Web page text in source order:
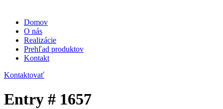
Domov
O nás
Realizácie
Prehľad produktov
Kontakt
Kontaktovať
Entry # 1657